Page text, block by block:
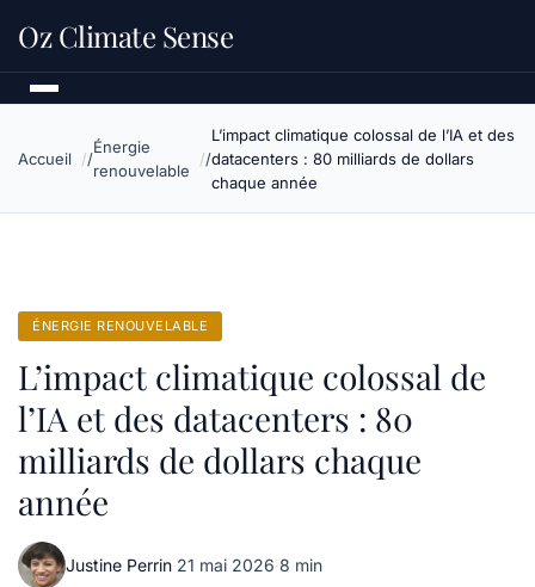
Oz Climate Sense
Accueil
Énergie
renouvelable
L’impact climatique colossal de l’IA et des
datacenters : 80 milliards de dollars
chaque année
ÉNERGIE RENOUVELABLE
L’impact climatique colossal de
l’IA et des datacenters : 80
milliards de dollars chaque
année
Justine Perrin·21 mai 2026·8 min